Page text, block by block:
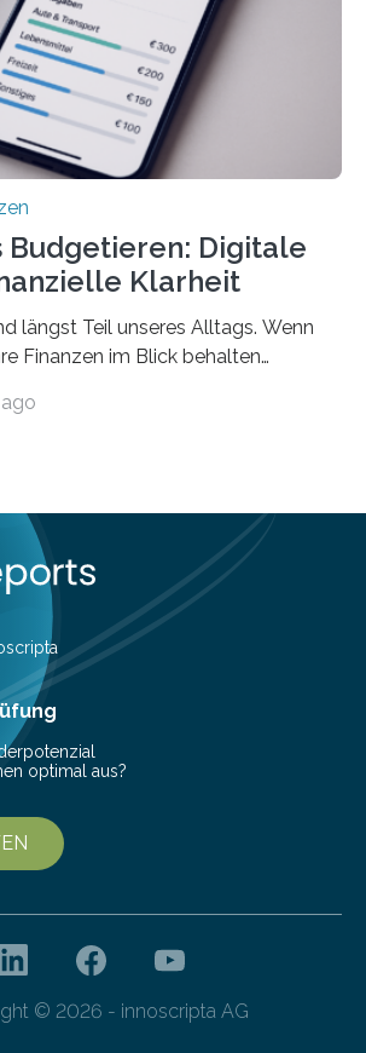
aller Beschäftigten in der
Zu diesem…
Budgetieren: Digitale
Klarheit
längst Teil unseres Alltags. Wenn
Finanzen im Blick behalten
Sie helfen Ihnen, Ausgaben
1. Multibanking-Tools: Alle
Viele Banken bieten bereits in
eine Multibanking-Funktion an,
bei anderen Banken…
optimal aus?
© 2026 - innoscripta AG